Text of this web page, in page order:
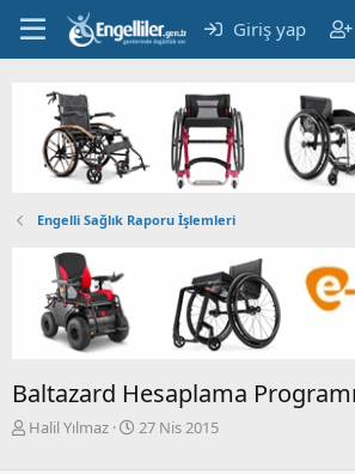
Giriş yap
Engelli Sağlık Raporu İşlemleri
Baltazard Hesaplama
K
Halil Yılmaz
B
27 Nis 2015